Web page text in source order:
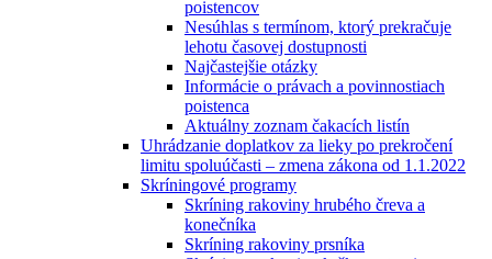
poistencov
Nesúhlas s termínom, ktorý prekračuje
lehotu časovej dostupnosti
Najčastejšie otázky
Informácie o právach a povinnostiach
poistenca
Aktuálny zoznam čakacích listín
Uhrádzanie doplatkov za lieky po prekročení
limitu spoluúčasti – zmena zákona od 1.1.2022
Skríningové programy
Skríning rakoviny hrubého čreva a
konečníka
Skríning rakoviny prsníka